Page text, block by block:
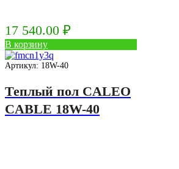
17 540.00 ₽
В корзину
Артикул: 18W-40
Теплый пол CALEO
CABLE 18W-40